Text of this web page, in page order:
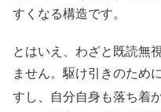
すくなる構造です。
とはいえ、わざと既読無
ません。駆け引きのため
すし、自分自身も落ち着